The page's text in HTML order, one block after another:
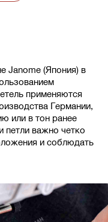
Janome (Япония) в
применяются
Германии,
или в тон ранее
петли важно четко
и соблюдать